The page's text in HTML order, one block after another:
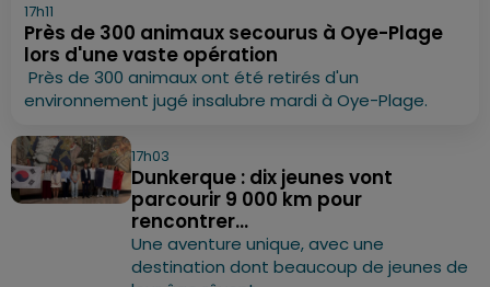
17h11
Près de 300 animaux secourus à Oye-Plage
lors d'une vaste opération
Près de 300 animaux ont été retirés d'un
environnement jugé insalubre mardi à Oye-Plage.
17h03
Dunkerque : dix jeunes vont
parcourir 9 000 km pour
rencontrer...
Une aventure unique, avec une
destination dont beaucoup de jeunes de